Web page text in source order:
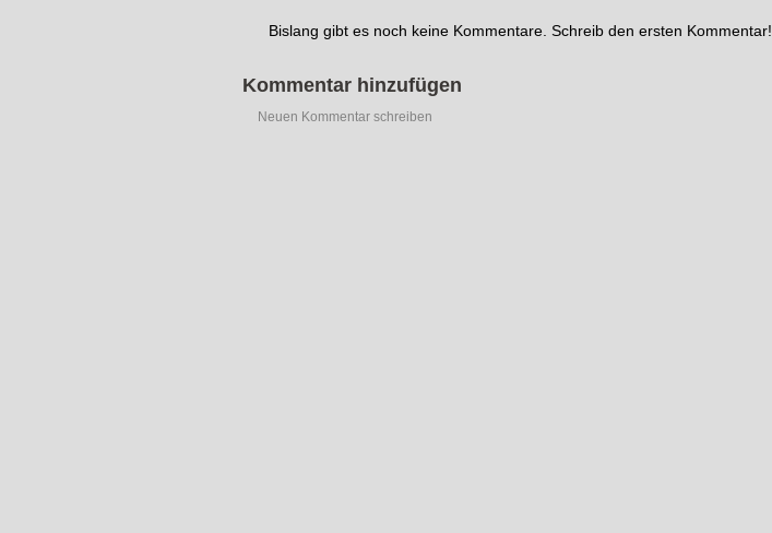
Bislang gibt es noch keine Kommentare. Schreib den ersten Kommentar!
Kommentar hinzufügen
Neuen Kommentar schreiben